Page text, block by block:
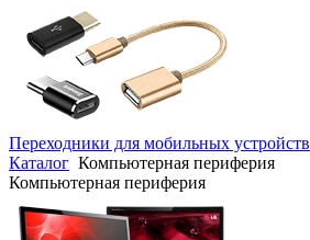
Переходники для мобильных устройств
Каталог Компьютерная периферия
Компьютерная периферия